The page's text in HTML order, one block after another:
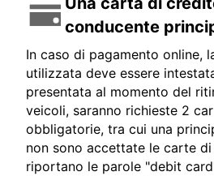
conducente
In caso di pagamento online,
utilizzata deve essere
presentata al momento del
veicoli, saranno richieste 2
obbligatorie, tra cui una
non sono accettate le carte
riportano le parole "debit